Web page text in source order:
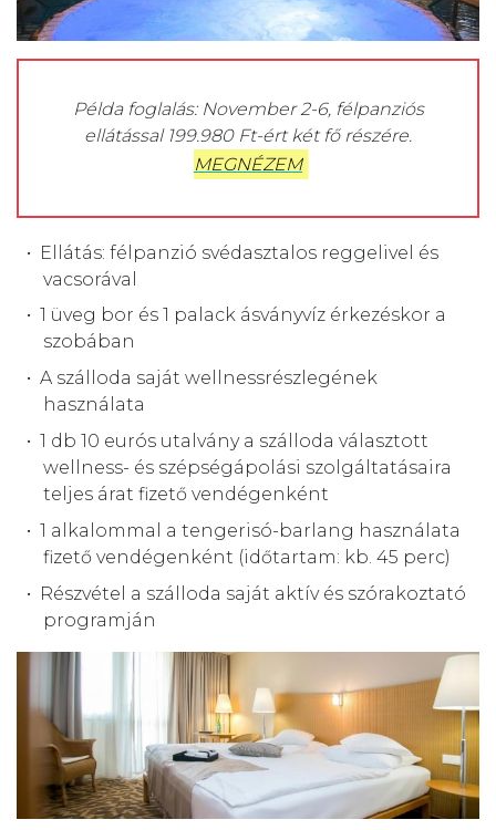
Példa foglalás: November 2-6, félpanziós
ellátással 199.980 Ft-ért két fő részére.
MEGNÉZEM
Ellátás: félpanzió svédasztalos reggelivel és
vacsorával
1 üveg bor és 1 palack ásványvíz érkezéskor a
szobában
A szálloda saját wellnessrészlegének
használata
1 db 10 eurós utalvány a szálloda választott
wellness- és szépségápolási szolgáltatásaira
teljes árat fizető vendégenként
1 alkalommal a tengerisó-barlang használata
fizető vendégenként (időtartam: kb. 45 perc)
Részvétel a szálloda saját aktív és szórakoztató
programján